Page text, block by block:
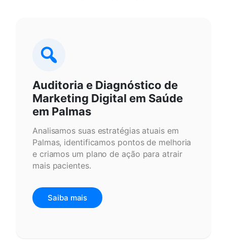
Auditoria e Diagnóstico de
Marketing Digital em Saúde
em Palmas
Analisamos suas estratégias atuais em
Palmas, identificamos pontos de melhoria
e criamos um plano de ação para atrair
mais pacientes.
Saiba mais